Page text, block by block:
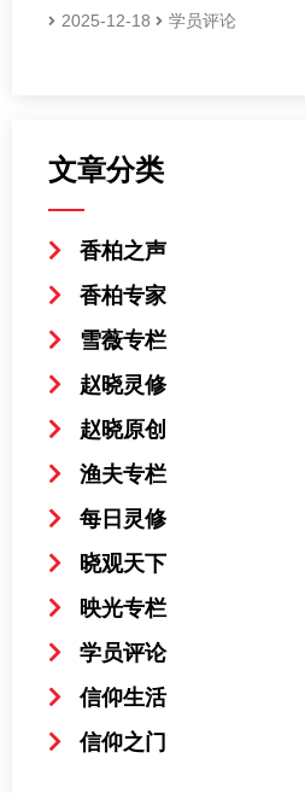
2025-12-18 学员评论
文章分类
香柏之声
香柏专家
雪薇专栏
赵晓灵修
赵晓原创
渔夫专栏
每日灵修
晓观天下
映光专栏
学员评论
信仰生活
信仰之门